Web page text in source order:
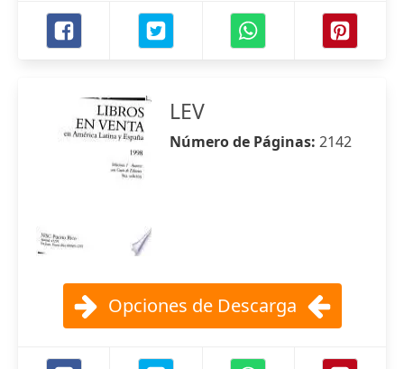
LEV
Número de Páginas: 2142
Opciones de Descarga